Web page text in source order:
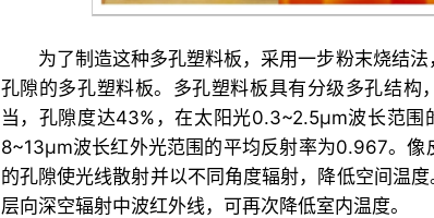
为了制造这种多孔塑料板，采用一步粉末烧结
孔隙的多孔塑料板。多孔塑料板具有分级多孔结构
当，孔隙度达43%，在太阳光0.3~2.5μm波长范
8~13μm波长红外光范围的平均反射率为0.967。像
的孔隙使光线散射并以不同角度辐射，降低空间温
层向深空辐射中波红外线，可再次降低室内温度。